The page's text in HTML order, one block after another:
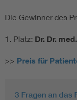
Die Gewinner des
1. Platz: Dr. Dr.
>> Preis für
3 Fragen an das